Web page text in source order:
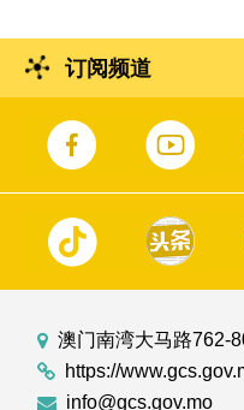
订阅频道
澳门南湾大马路762-
https://
info@gcs.gov.mo